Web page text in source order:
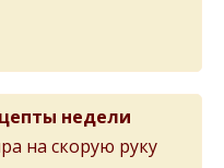
недели
на скорую руку